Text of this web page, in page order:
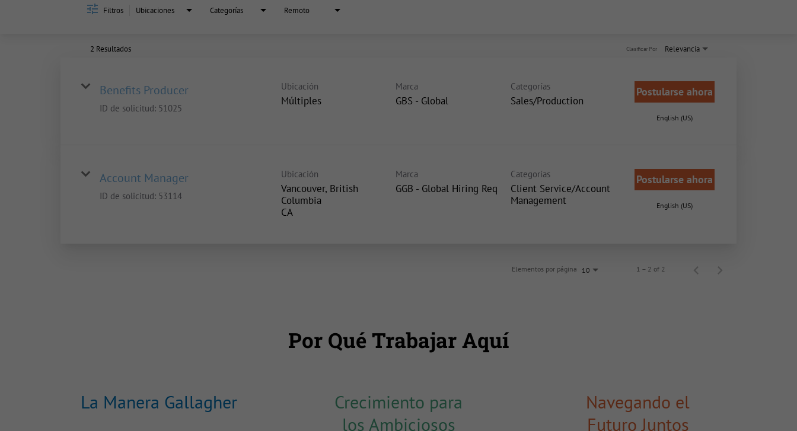
Filtros Ubicaciones Categorías Remoto
2 Resultados Relevancia
Clasificar Por
Benefits Producer
ID de solicitud: 51025
Ubicación
Múltiples
Marca
GBS - Global
Categorías
Sales/Production
Postularse ahora
English (US)
Account Manager
ID de solicitud: 53114
Ubicación
Vancouver, British
Columbia
Marca
GGB - Global Hiring Req
Categorías
Client Service/Account
Management
Postularse ahora
English (US)
Elementos por página 10 1 – 2 of 2
Por Qué Trabajar Aquí
La Manera Gallagher
Crecimiento para
los Ambiciosos
Navegando el
Futuro Juntos